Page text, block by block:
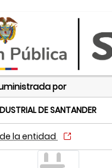
por
DE SANTANDER
la entidad